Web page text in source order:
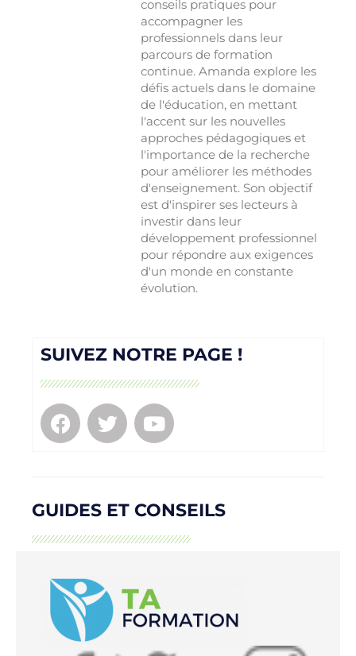
conseils pratiques pour
accompagner les
professionnels dans leur
parcours de formation
continue. Amanda explore les
défis actuels dans le domaine
de l'éducation, en mettant
l'accent sur les nouvelles
approches pédagogiques et
l'importance de la recherche
pour améliorer les méthodes
d'enseignement. Son objectif
est d'inspirer ses lecteurs à
investir dans leur
développement professionnel
pour répondre aux exigences
d'un monde en constante
évolution.
SUIVEZ NOTRE PAGE !
GUIDES ET CONSEILS